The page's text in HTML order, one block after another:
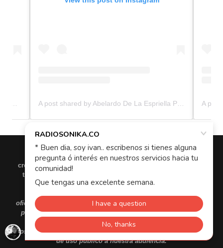
IMPORTANTE: radioSonika.co como web respeta a los
creadores de contenido y no aloja ninguno de los videos de
transmisión en vivo que se reproducen en este sitio web.
oficiales externos o de terceros y sus enlaces son de carácter
publico, promocional, gratuito o autorizados por quienes
dicen emitirlos.
Nosotros solo proporcionamos el link de los sitios streaming
de uso publico a nuestra audiencia.